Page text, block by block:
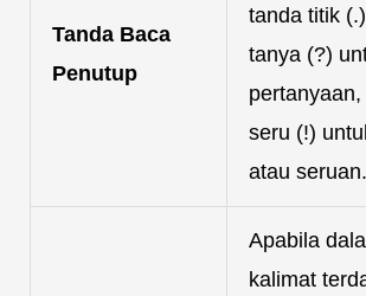
Tanda Baca
Penutup
tanda titik
tanya (?)
seru (!)
atau seruan.
Apabila
kalimat